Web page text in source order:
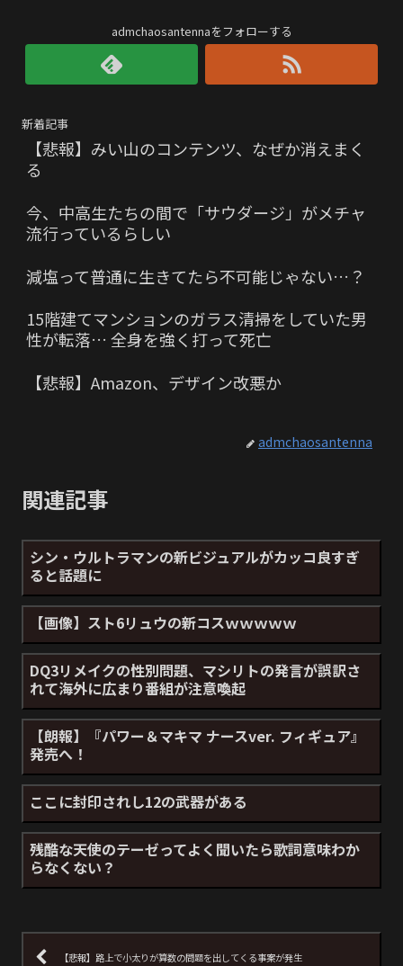
admchaosantennaをフォローする
新着記事
【悲報】みい山のコンテンツ、なぜか消えまく
る
今、中高生たちの間で「サウダージ」がメチャ
流行っているらしい
減塩って普通に生きてたら不可能じゃない…？
15階建てマンションのガラス清掃をしていた男
性が転落… 全身を強く打って死亡
【悲報】Amazon、デザイン改悪か
admchaosantenna
関連記事
シン・ウルトラマンの新ビジュアルがカッコ良すぎ
ると話題に
【画像】スト6リュウの新コスｗｗｗｗｗ
DQ3リメイクの性別問題、マシリトの発言が誤訳さ
れて海外に広まり番組が注意喚起
【朗報】『パワー＆マキマ ナースver. フィギュア』
発売へ！
ここに封印されし12の武器がある
残酷な天使のテーゼってよく聞いたら歌詞意味わか
らなくない？
【悲報】路上で小太りが算数の問題を出してくる事案が発生